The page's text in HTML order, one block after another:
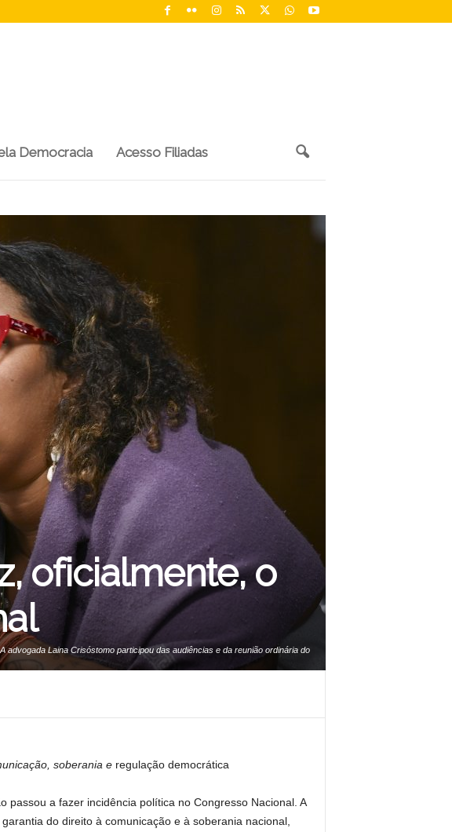
Democracia Acesso Filiadas
A advogada Laina Crisóstomo participou das audiências e da reunião ordinária do
Conselho de Comunicação Social (CCS) no dia 2 de março, apresentando o
oficialmente, o
soberania eregulação democrática
a fazer incidência política no Congresso Nacional. A
do direito à comunicação e à soberania nacional,